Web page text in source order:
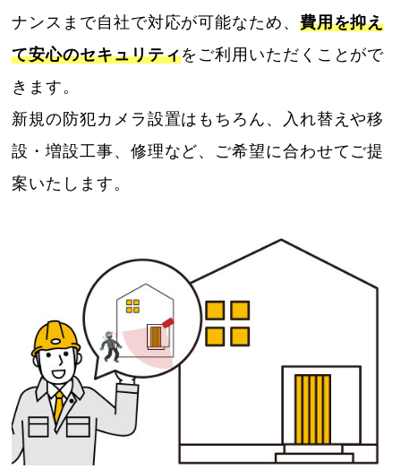
ナンスまで自社で対応が可能なため、 費用を抑え
て安心のセキュリティをご利用いただくことがで
きます。
新規の防犯カメラ設置はもちろん、入れ替えや移
設・増設工事、修理など、ご希望に合わせてご提
案いたします。